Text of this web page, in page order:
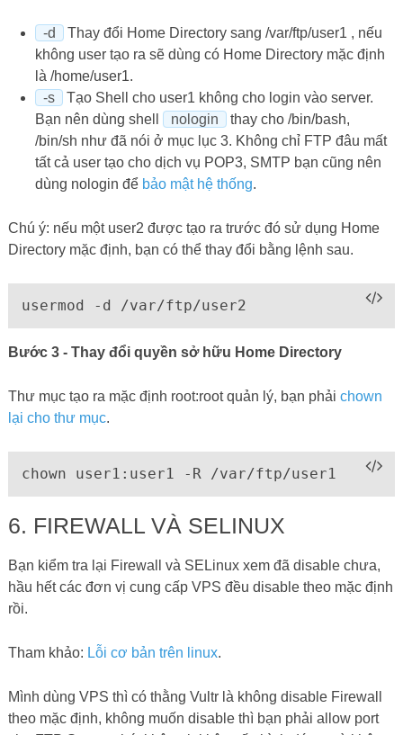
-d
Thay đổi Home Directory sang /var/ftp/user1 , nếu
không user tạo ra sẽ dùng có Home Directory mặc định
là /home/user1.
-s
Tạo Shell cho user1 không cho login vào server.
Bạn nên dùng shell
nologin
thay cho /bin/bash,
/bin/sh như đã nói ở mục lục 3. Không chỉ FTP đâu mất
tất cả user tạo cho dịch vụ POP3, SMTP bạn cũng nên
dùng nologin để bảo mật hệ thống.
Chú ý: nếu một user2 được tạo ra trước đó sử dụng Home
Directory mặc định, bạn có thể thay đổi bằng lệnh sau.
usermod -d /var/ftp/user2
Bước 3 - Thay đổi quyền sở hữu Home Directory
Thư mục tạo ra mặc định root:root quản lý, bạn phải chown
lại cho thư mục.
chown user1:user1 -R /var/ftp/user1
6. FIREWALL VÀ SELINUX
Bạn kiểm tra lại Firewall và SELinux xem đã disable chưa,
hầu hết các đơn vị cung cấp VPS đều disable theo mặc định
rồi.
Tham khảo: Lỗi cơ bản trên linux.
Mình dùng VPS thì có thằng Vultr là không disable Firewall
theo mặc định, không muốn disable thì bạn phải allow port